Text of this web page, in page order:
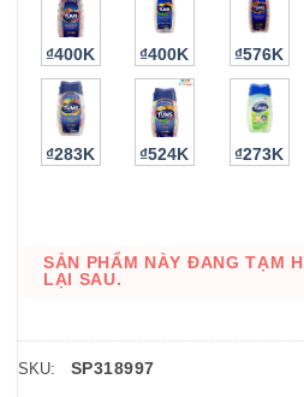
₫400K ₫400K ₫576K
₫283K ₫524K ₫273K
SẢN PHẨM NÀY ĐANG TẠM
LẠI SAU.
SKU: SP318997